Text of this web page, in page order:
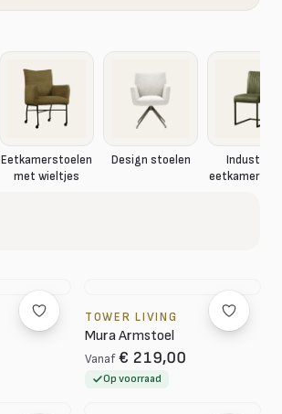
Eetkamerstoelen
met wieltjes
Design stoelen
Industriële
TOWER LIVING
Mura Armstoel
Vanaf € 219,00
Op voorraad